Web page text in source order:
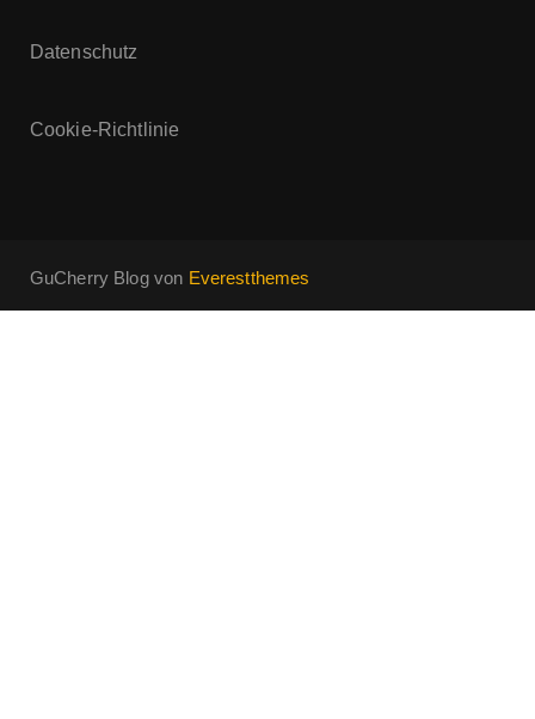
Datenschutz
Cookie-Richtlinie
GuCherry Blog von Everestthemes